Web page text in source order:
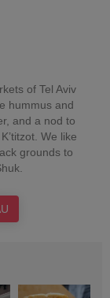
of Tel Aviv
hummus and
and a nod to
We like
grounds to